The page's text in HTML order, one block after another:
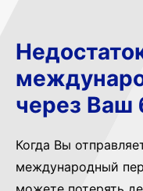
через Ваш
Когда Вы
международный